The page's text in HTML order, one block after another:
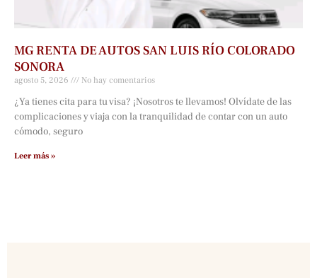
MG RENTA DE AUTOS SAN LUIS RÍO COLORADO
SONORA
agosto 5, 2026 No hay comentarios
¿Ya tienes cita para tu visa? ¡Nosotros te llevamos! Olvídate de las
complicaciones y viaja con la tranquilidad de contar con un auto
cómodo, seguro
Leer más »